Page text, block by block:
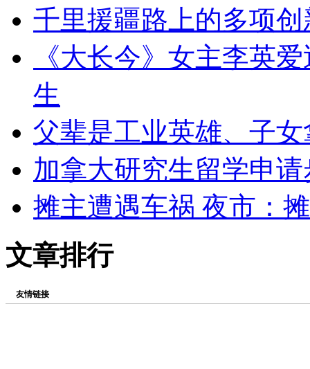
千里援疆路上的多项创
《大长今》女主李英
生
父辈是工业英雄、子
加拿大研究生留学申请
摊主遭遇车祸 夜市：
文章排行
友情链接